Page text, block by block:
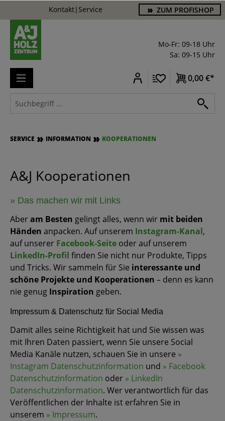
Kontakt| Service ZUM PROFISHOP
Mo-Fr: 09-18 Uhr
Sa: 09-15 Uhr
0,00 €*
SERVICE INFORMATION KOOPERATIONEN
A&J Kooperationen
» Das machen wir mit Links
Aberam Besten gelingt alles, wenn wir mit beiden
Händen anpacken. Auf unserem Instagram-Kanal,
auf unserer Facebook-Seite oder auf unserem
LinkedIn-Profil finden Sie nicht nur Produkte, Tipps
und Tricks. Wir sammeln für Sie interessante und
schöne Projekte und Kooperationen – denn es kann
nie genug Inspiration geben.
Impressum & Datenschutz für Social Media
Damit alles seine Richtigkeit hat und Sie wissen was
mit Ihren Daten passiert, wenn Sie unsere Social
Media Kanäle nutzen, schauen Sie in unsere »
Instagram Datenschutzinformation und » Facebook
Datenschutzinformation oder » LinkedIn
Datenschutzinformation. Wer verantwortlich für das
Veröffentlichen der Inhalte ist erfahren Sie in
unserem » Impressum.